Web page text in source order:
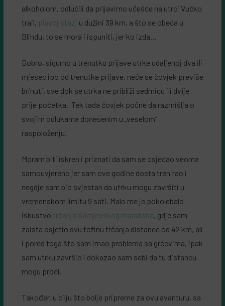
alkoholom, odlučili da prijavimo učešće na utrci Vučko
trail, plavoj stazi u dužini 39 km, a što se obeća u
Blindu, to se mora i ispuniti, jer ko izda…
Dobro, sigurno u trenutku prijave utrke udaljenoj dva ili
mjesec ipo od trenutka prijave, neće se čovjek previše
brinuti, sve dok se utrka ne približi sedmicu ili dvije
prije početka. Tek tada čovjek počne da razmišlja o
svojim odlukama donesenim u „veselom“
raspoloženju.
Moram biti iskren i priznati da sam se osjećao veoma
samouvjereno jer sam ove godine dosta trenirao i
negdje sam bio svjestan da utrku mogu završiti u
vremenskom limitu 9 sati. Malo me je pokolebalo
iskustvo trčanja Sarajevskog maratona, gdje sam
zaista osjetio svu težinu trčanja distance od 42 km, ali
i pored toga što sam imao problema sa grčevima, ipak
sam utrku završio i dokazao sam sebi da tu distancu
mogu proći.
Također, u cilju što bolje pripreme za ovu avanturu, sa